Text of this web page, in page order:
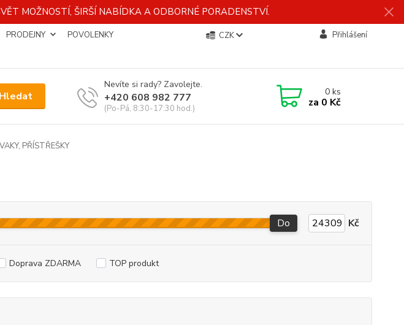
MOŽNOSTÍ, ŠIRŠÍ NABÍDKA A ODBORNÉ PORADENSTVÍ.
PRODEJNY
POVOLENKY
CZK Přihlášení
Hledat
Nevíte si rady? Zavolejte.
+420 608 982 777
(Po-Pá, 8:30-17:30 hod.)
0ks
za 0 Kč
PŘÍSTŘEŠKY
Do Kč
Doprava ZDARMA TOP produkt